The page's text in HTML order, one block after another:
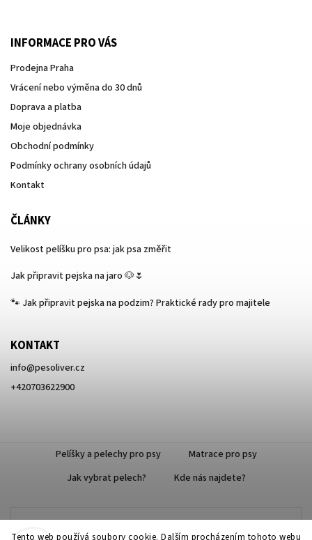
Tento web používá soubory cookie. Dalším procházením tohoto webu
INFORMACE PRO VÁS
Prodejna Praha
Vrácení nebo výměna do 30 dnů
Doprava a platba
Moje objednávka
Obchodní podmínky
Podmínky ochrany osobních údajů
Kontakt
ČLÁNKY
Velikost pelíšku pro psa: jak psa změřit
Jak připravit pejska na jaro 🐶🌷
🐾 Jak připravit pejska na podzim? Praktické rady pro majitele
KONTAKT
info@pesoliver.cz
+420703622900
Pelíšky a pelechy pro psy
Matrace pro psy
Jak vybrat pelech?
Kde nás najdete?
Doprava zdarma